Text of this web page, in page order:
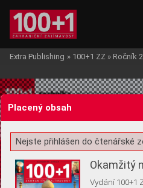
Žádost o souhlas s
Extra Publishing » 100+1 ZZ » Ročník
Placený obsah
Nejste přihlášen do čtenářské
Okamžitý
Vydání 100+1